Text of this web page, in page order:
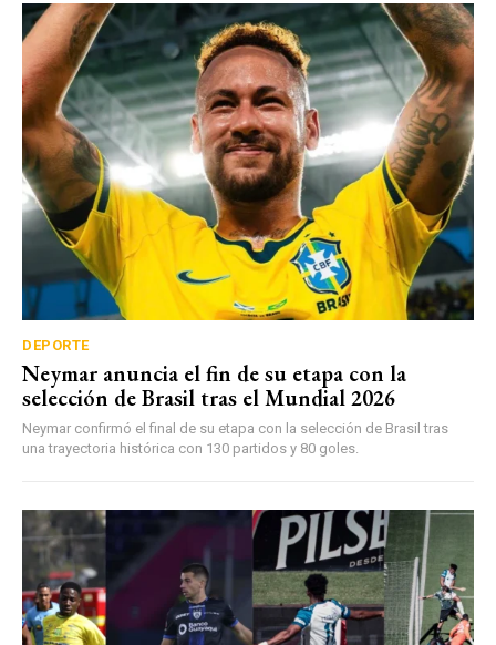
DEPORTE
Neymar anuncia el fin de su etapa con la
selección de Brasil tras el Mundial 2026
Neymar confirmó el final de su etapa con la selección de Brasil tras
una trayectoria histórica con 130 partidos y 80 goles.